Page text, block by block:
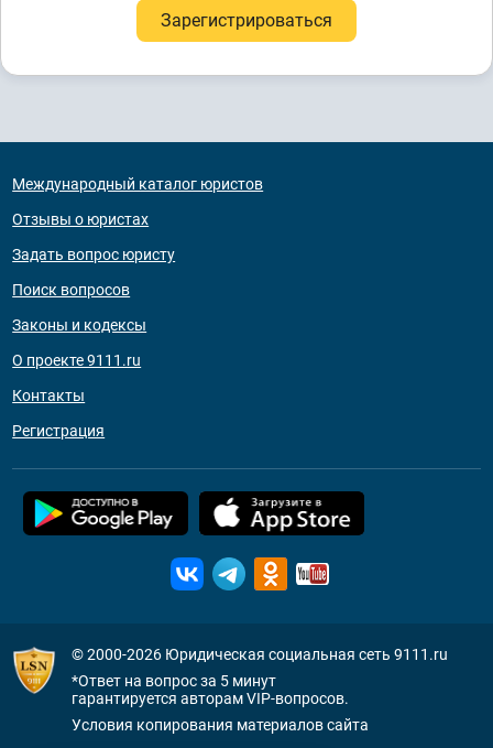
Зарегистрироваться
Международный каталог юристов
Отзывы о юристах
Задать вопрос юристу
Поиск вопросов
Законы и кодексы
О проекте 9111.ru
Контакты
Регистрация
© 2000-2026 Юридическая социальная сеть 9111.ru
*Ответ на вопрос за 5 минут
гарантируется авторам VIP-вопросов.
Условия копирования материалов сайта